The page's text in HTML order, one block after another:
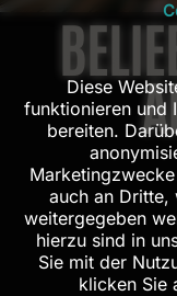
Diese
funktionieren und
bereiten.
auch an Dritte,
weitergegeben
hierzu sind in
Sie mit der
klicken Sie